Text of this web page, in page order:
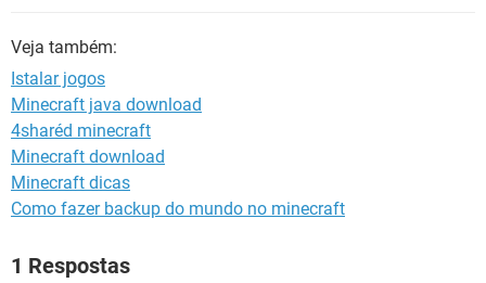
Veja também:
Istalar jogos
Minecraft java download
4sharéd minecraft
Minecraft download
Minecraft dicas
Como fazer backup do mundo no minecraft
1 Respostas